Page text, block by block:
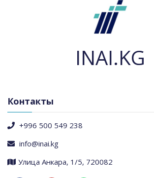
INAI.KG
Контакты
+996 500 549 238
info@inai.kg
​Улица Анкара, 1/5, 720082